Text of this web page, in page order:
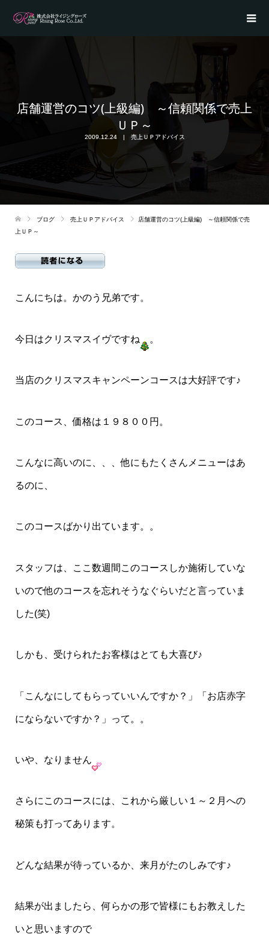
店舗運営のコツ(上級編) ～信頼関係で売上
ＵＰ～
2009.12.24 売上ＵＰアドバイス
ブログ 売上ＵＰアドバイス
店舗運営のコツ(上級編) ～信頼関係で売
上ＵＰ～
こんにちは。かのう兄弟です。
今日はクリスマスイヴですね 。
当店のクリスマスキャンペーンコースは大好評です♪
このコース、価格は１９８００円。
こんなに高いのに、、、他にもたくさんメニューはあ
るのに、
このコースばかり出ています。。
スタッフは、ここ数週間このコースしか施術していな
いので他のコースを忘れそうなぐらいだと言っていま
した(笑)
しかも、受けられたお客様はとても大喜び♪
「こんなにしてもらっていいんですか？」「お店赤字
にならないですか？」って。。
いや、なりません
さらにこのコースには、これから厳しい１～２月への
秘策も打ってあります。
どんな結果が待っているか、来月がたのしみです♪
結果が出ましたら、何らかの形で皆様にもお教えした
いと思いますので